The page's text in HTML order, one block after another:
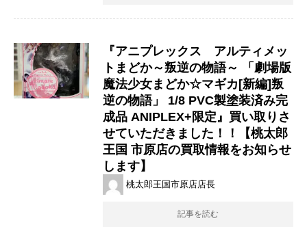
『アニプレックス アルティメッ
トまどか～叛逆の物語～ ​「劇場版
​魔法少女まどか☆マギカ[新編]叛
逆の物語」 ​1/8 ​PVC製塗装済み完
成品 ​ANIPLEX+限定』買い取りさ
せていただきました！！【桃太郎
王国 市原店の買取情報をお知らせ
します】
桃太郎王国市原店店長
記事を読む